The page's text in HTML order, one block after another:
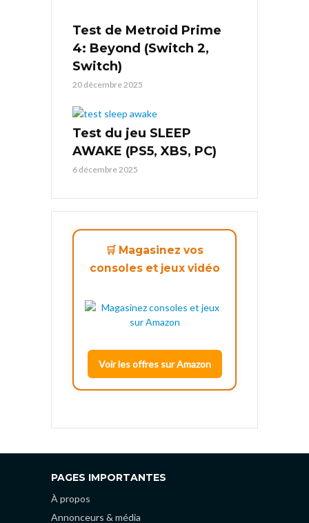
Test de Metroid Prime
4: Beyond (Switch 2,
Switch)
20 décembre 2025
Test du jeu SLEEP
AWAKE (PS5, XBS, PC)
6 décembre 2025
🛒 Magasinez vos
consoles et jeux vidéo
Voir les offres sur Amazon
PAGES IMPORTANTES
À propos
Annonceurs & média